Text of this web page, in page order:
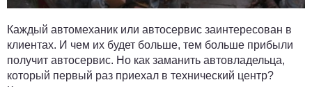
Каждый автомеханик или автосервис заинтересован в
клиентах. И чем их будет больше, тем больше прибыли
получит автосервис. Но как заманить автовладельца,
который первый раз приехал в технический центр?